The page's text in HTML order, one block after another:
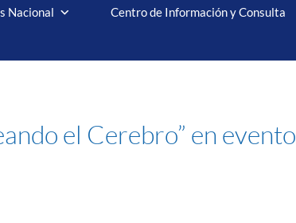
Nacional Centro de Información y Consulta
el Cerebro” en evento